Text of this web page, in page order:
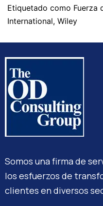
Etiquetado como Fuerza
International, Wiley
Somos una firma de
los esfuerzos de
clientes en diversos